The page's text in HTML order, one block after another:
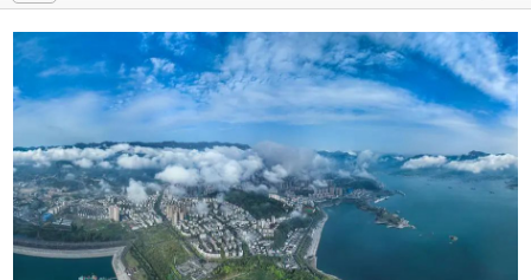
首 页
社科要闻
人文北京
社科卡片
社科讲堂
科普活动